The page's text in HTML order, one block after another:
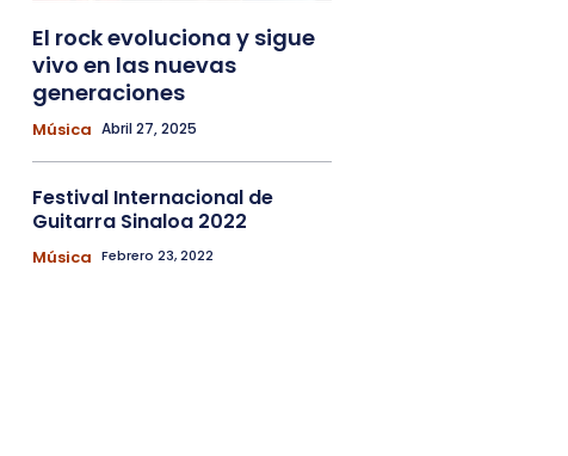
El rock evoluciona y sigue
vivo en las nuevas
generaciones
Música Abril 27, 2025
Festival Internacional de
Guitarra Sinaloa 2022
Música Febrero 23, 2022